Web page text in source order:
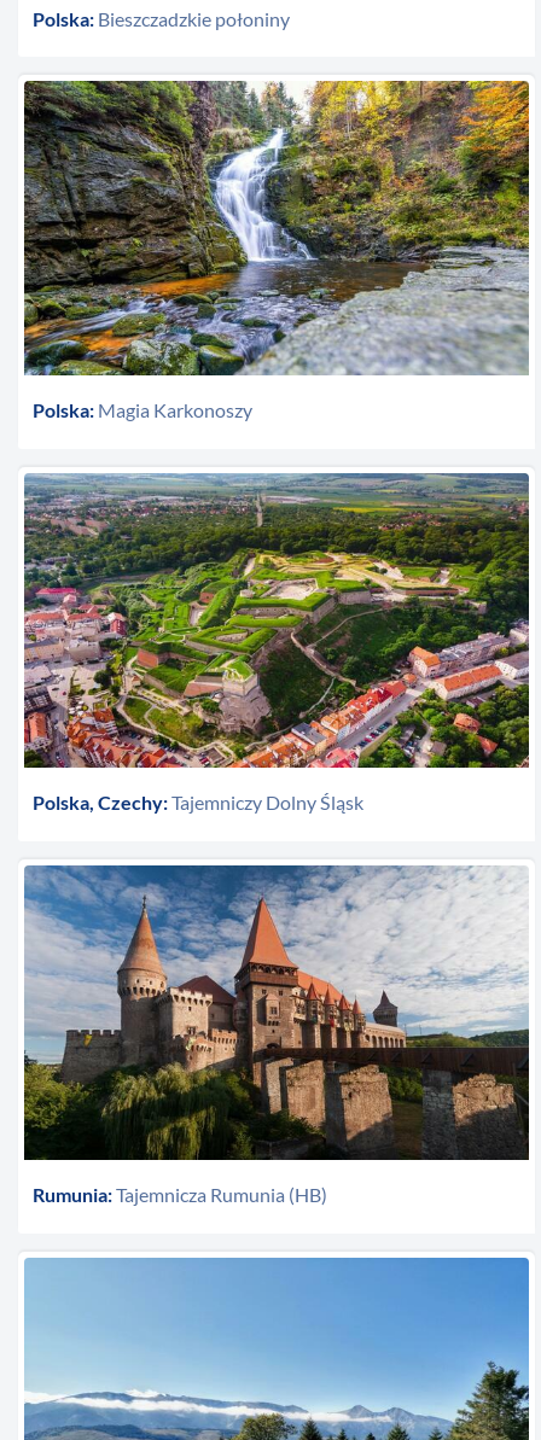
Polska: Bieszczadzkie połoniny
Polska: Magia Karkonoszy
Polska, Czechy:Tajemniczy Dolny Śląsk
Rumunia:Tajemnicza Rumunia (HB)